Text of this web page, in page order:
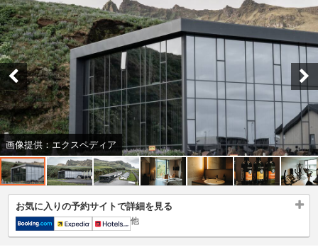
画像提供：エクスペディア
お気に入りの予約サイトで詳細を見る
他